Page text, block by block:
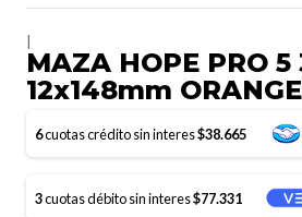
MAZA HOPE PRO 5
12x148mm ORANGE
6cuotas crédito sin interes$38.665
3cuotas débito sin interes$77.331